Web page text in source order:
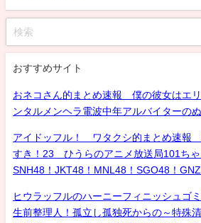
おすすめサイト
おネコさん的まとめ速報 僕の彼女はエ
ンタルメンヘラ電波中年アルバイターの
アイドッフル！ ワタクシ的まとめ速報
すき！23 ひうらのアニメ放送局101ち
SNH48！JKT48！MNL48！SGO48！
ヒウラッフルのハーニーフィニッシュゴ
生前整理人！孤立し孤独死からの～特殊